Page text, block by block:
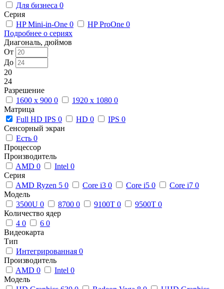
Для бизнеса 0
Серия
HP Mini-in-One 0 HP ProOne 0
Подробнее о сериях
Диагональ, дюймов
От
До
20
24
Разрешение
1600 x 900 0 1920 x 1080 0
Матрица
Full HD IPS 0 HD 0 IPS 0
Сенсорный экран
Есть 0
Процессор
Производитель
AMD 0 Intel 0
Серия
AMD Ryzen 5 0 Core i3 0 Core i5 0 Core i7 0
Модель
3500U 0 8700 0 9100T 0 9500T 0
Количество ядер
4 0 6 0
Видеокарта
Тип
Интегрированная 0
Производитель
AMD 0 Intel 0
Модель